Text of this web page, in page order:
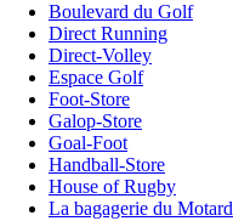
Boulevard du Golf
Direct Running
Direct-Volley
Espace Golf
Foot-Store
Galop-Store
Goal-Foot
Handball-Store
House of Rugby
La bagagerie du Motard